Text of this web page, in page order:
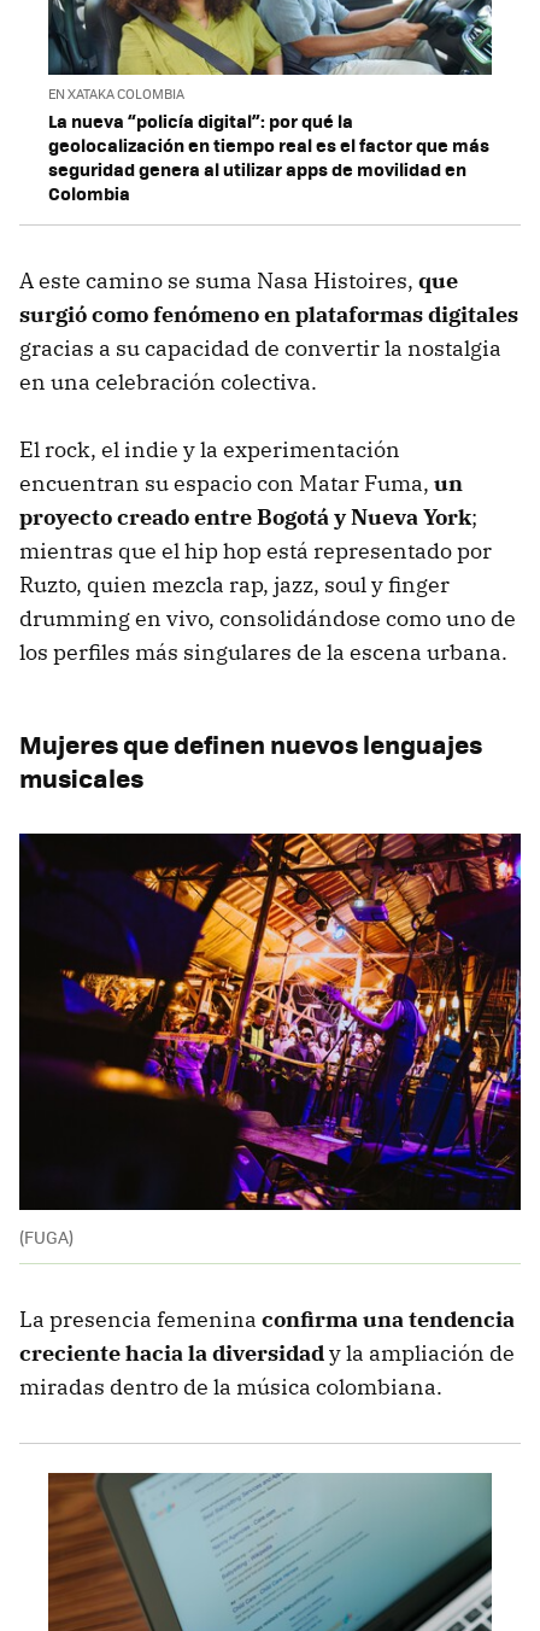
EN XATAKA COLOMBIA
La nueva “policía digital”: por qué la
geolocalización en tiempo real es el factor que más
seguridad genera al utilizar apps de movilidad en
Colombia
A este camino se suma Nasa Histoires, que
surgió como fenómeno en plataformas digitales
gracias a su capacidad de convertir la nostalgia
en una celebración colectiva.
El rock, el indie y la experimentación
encuentran su espacio con Matar Fuma, un
proyecto creado entre Bogotá y Nueva York;
mientras que el hip hop está representado por
Ruzto, quien mezcla rap, jazz, soul y finger
drumming en vivo, consolidándose como uno de
los perfiles más singulares de la escena urbana.
Mujeres que definen nuevos lenguajes
musicales
(FUGA)
La presencia femenina confirma una tendencia
creciente hacia la diversidady la ampliación de
miradas dentro de la música colombiana.